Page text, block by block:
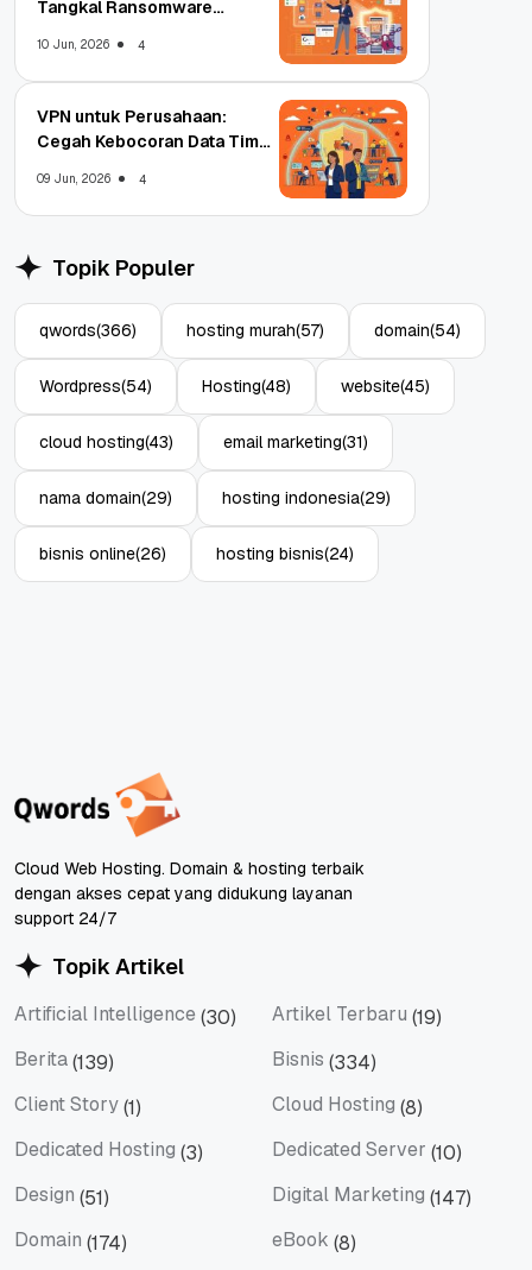
Tangkal Ransomware
10 Jun, 2026 4
VPN untuk Perusahaan:
Cegah Kebocoran Data Tim
09 Jun, 2026 4
Topik Populer
qwords(366) hosting murah(57) domain(54)
Wordpress(54) Hosting(48) website(45)
cloud hosting(43) email marketing(31)
nama domain(29) hosting indonesia(29)
bisnis online(26) hosting bisnis(24)
Cloud Web Hosting. Domain & hosting terbaik
dengan akses cepat yang didukung layanan
support 24/7
Topik Artikel
Artificial Intelligence (30) Artikel Terbaru (19)
Berita(139) Bisnis (334)
Client Story(1) Cloud Hosting (8)
Dedicated Hosting (3) Dedicated Server (10)
Design (51) Digital Marketing (147)
Domain (174) eBook (8)